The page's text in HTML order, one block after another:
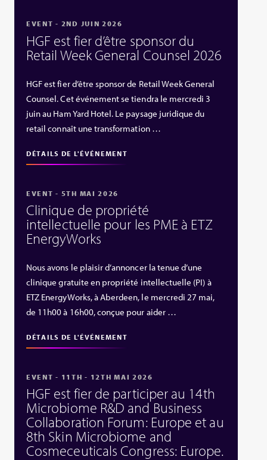
EVENT - 2ND JUIN 2026
HGF est fier d’être sponsor du
Retail Week General Counsel 2026
HGF est fier d’être sponsor de Retail Week General
Counsel. Cet événement se tiendra le mercredi 3
juin au Ham Yard Hotel. Le paysage juridique du
retail connaît une transformation …
DÉTAILS DE L'ÉVÉNEMENT
EVENT - 5TH MAI 2026
Clinique de propriété
intellectuelle pour les PME à ETZ
EnergyWorks
Nous avons le plaisir d’annoncer la tenue d’une
clinique gratuite en propriété intellectuelle (PI) à
ETZ EnergyWorks, à Aberdeen, le mercredi 27 mai,
de 11h00 à 16h00, conçue pour aider …
DÉTAILS DE L'ÉVÉNEMENT
EVENT - 11TH - 12TH MAI 2026
HGF est fier de participer au 14th
Microbiome R&D and Business
Collaboration Forum: Europe et au
8th Skin Microbiome and
Cosmeceuticals Congress: Europe.